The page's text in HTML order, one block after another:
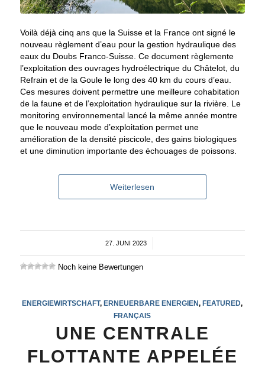
Voilà déjà cinq ans que la Suisse et la France ont signé le
nouveau règlement d’eau pour la gestion hydraulique des
eaux du Doubs Franco-Suisse. Ce document règlemente
l’exploitation des ouvrages hydroélectrique du Châtelot, du
Refrain et de la Goule le long des 40 km du cours d’eau.
Ces mesures doivent permettre une meilleure cohabitation
de la faune et de l’exploitation hydraulique sur la rivière. Le
monitoring environnemental lancé la même année montre
que le nouveau mode d’exploitation permet une
amélioration de la densité piscicole, des gains biologiques
et une diminution importante des échouages de poissons.
Weiterlesen
27. JUNI 2023
/
Noch keine Bewertungen
ENERGIEWIRTSCHAFT, ERNEUERBARE ENERGIEN, FEATURED,
FRANÇAIS
UNE CENTRALE
FLOTTANTE APPELÉE